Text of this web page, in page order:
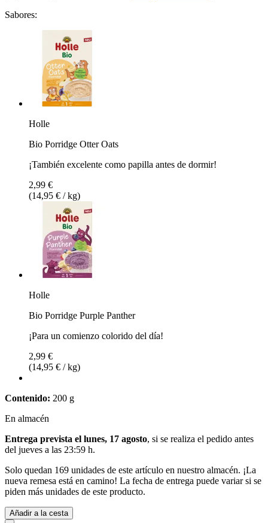
Sabores:
Holle
Bio Porridge Otter Oats
¡También excelente como papilla antes de dormir!
2,99 €
(14,95 € / kg)
Holle
Bio Porridge Purple Panther
¡Para un comienzo colorido del día!
2,99 €
(14,95 € / kg)
Contenido: 200 g
En almacén
Entrega prevista el lunes, 17 agosto, si se realiza el pedido antes
del jueves a las 23:59 h.
Solo quedan 169 unidades de este artículo en nuestro almacén. ¡La
nueva remesa está en camino! La fecha de entrega puede variar si se
piden más unidades de este producto.
Añadir a la cesta